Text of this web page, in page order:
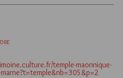
temple-maonnique-
marne?t=temple&nb=305&p=2